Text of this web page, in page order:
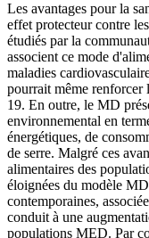
Les avantages pour la
effet protecteur contre
étudiés par la
associent ce mode
maladies
pourrait même
19. En outre, le MD
environnemental en
énergétiques, de
de serre. Malgré ces
alimentaires des
éloignées du modèle
contemporaines,
conduit à une
populations MED. Par